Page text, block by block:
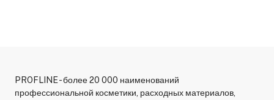
PROFLINE - более 20 000 наименований
профессиональной косметики, расходных материалов,